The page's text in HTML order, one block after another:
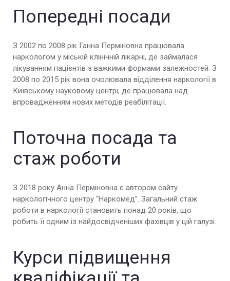
Попередні посади
З 2002 по 2008 рік Ганна Перміновна працювала
наркологом у міській клінічній лікарні, де займалася
лікуванням пацієнтів з важкими формами залежностей. З
2008 по 2015 рік вона очолювала відділення наркології в
Київському науковому центрі, де працювала над
впровадженням нових методів реабілітації.
Поточна посада та
стаж роботи
З 2018 року Анна Перміновна є автором сайту
наркологічного центру “Наркомед”. Загальний стаж
роботи в наркології становить понад 20 років, що
робить її одним із найдосвідченіших фахівців у цій галузі.
Курси підвищення